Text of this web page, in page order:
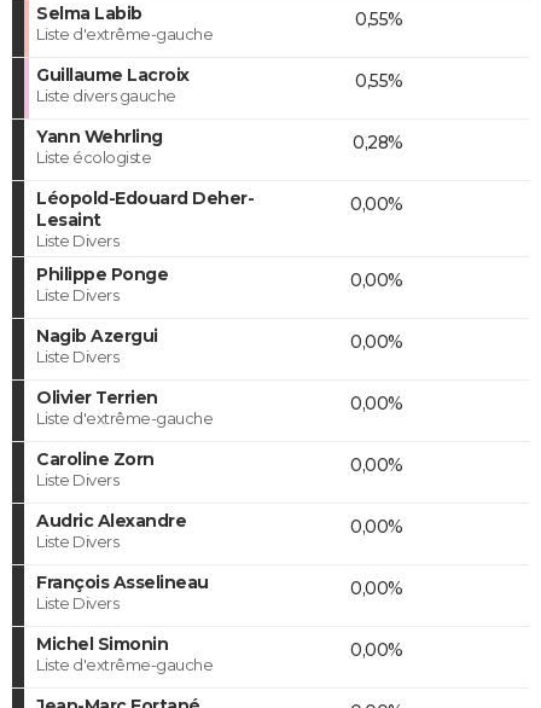
Selma Labib
Liste d'extrême-gauche
0,55%
Guillaume Lacroix
Liste divers gauche
0,55%
Yann Wehrling
Liste écologiste
0,28%
Léopold-Edouard Deher-
Lesaint
Liste Divers
0,00%
Philippe Ponge
Liste Divers
0,00%
Nagib Azergui
Liste Divers
0,00%
Olivier Terrien
Liste d'extrême-gauche
0,00%
Caroline Zorn
Liste Divers
0,00%
Audric Alexandre
Liste Divers
0,00%
François Asselineau
Liste Divers
0,00%
Michel Simonin
Liste d'extrême-gauche
0,00%